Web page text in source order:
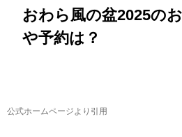
おわら風の盆2025の
や予約は？
公式ホームページより引用